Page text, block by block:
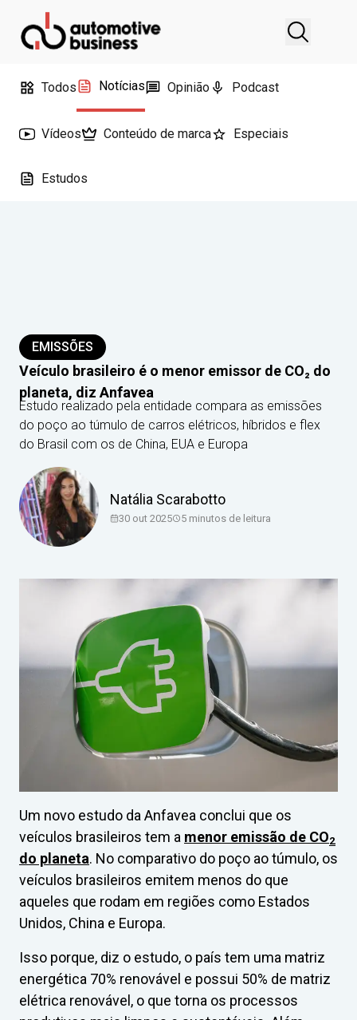
Todos Notícias Opinião Podcast
Vídeos Conteúdo de marca Especiais
Estudos
EMISSÕES
Veículo brasileiro é o menor emissor de CO₂ do
planeta, diz Anfavea
Estudo realizado pela entidade compara as emissões
do poço ao túmulo de carros elétricos, híbridos e flex
do Brasil com os de China, EUA e Europa
Natália Scarabotto
30 out 2025 5 minutos de leitura
Um novo estudo da Anfavea conclui que os
veículos brasileiros tem a menor emissão de CO2
do planeta. No comparativo do poço ao túmulo, os
veículos brasileiros emitem menos do que
aqueles que rodam em regiões como Estados
Unidos, China e Europa.
Isso porque, diz o estudo, o país tem uma matriz
energética 70% renovável e possui 50% de matriz
elétrica renovável, o que torna os processos